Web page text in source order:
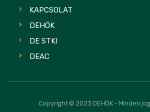
KAPCSOLAT
DEHÖK
DE STKI
DEAC
Copyright © 2023 DEHÖK - Minden